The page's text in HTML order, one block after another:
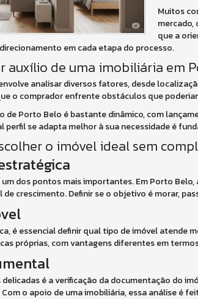
Muitos
mercado,
que a
em cada etapa do processo.
auxílio de uma imobiliária em
analisar diversos fatores, desde
o comprador enfrente obstáculos que
de Porto Belo é bastante dinâmico, com
perfil se adapta melhor à sua necessidade é
o imóvel ideal sem
dos pontos mais importantes. Em Porto
crescimento. Definir se o objetivo é morar,
é essencial definir qual tipo de imóvel
próprias, com vantagens diferentes em
delicadas é a verificação da documentação do
o apoio de uma imobiliária, essa análise é